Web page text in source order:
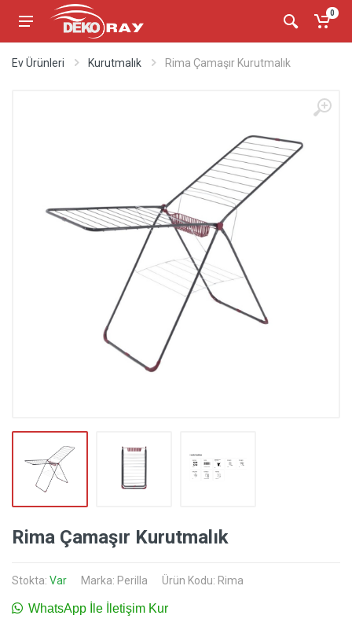
0
Ev Ürünleri Kurutmalık Rima Çamaşır Kurutmalık
Rima Çamaşır Kurutmalık
Stokta: Var Marka: Perilla Ürün Kodu: Rima
WhatsApp İle İletişim Kur